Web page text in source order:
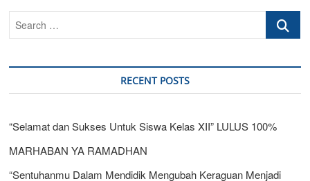
Search
RECENT POSTS
“Selamat dan Sukses Untuk Siswa Kelas XII” LULUS 100%
MARHABAN YA RAMADHAN
“Sentuhanmu Dalam Mendidik Mengubah Keraguan Menjadi